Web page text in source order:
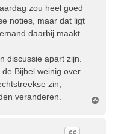
zou heel goed
noties, maar dat ligt
daarbij maakt.
discussie apart zijn.
Bijbel weinig over
zin,
veranderen.